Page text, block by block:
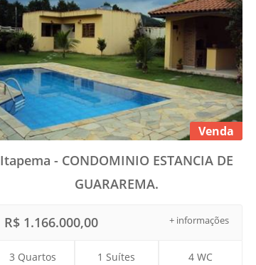
Venda
Itapema - CONDOMINIO ESTANCIA DE
GUARAREMA.
+ informações
R$ 1.166.000,00
3 Quartos 1 Suítes 4 WC